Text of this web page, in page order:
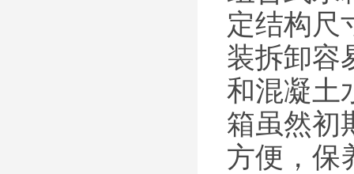
定结构尺
装拆卸容
和混凝土
箱虽然初
方便，保